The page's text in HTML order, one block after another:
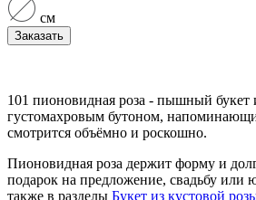
см
Заказать
101 пионовидная роза - пышный букет
густомахровым бутоном,
смотрится объёмно и роскошно.
Пионовидная роза держит форму и
подарок на предложение, свадьбу или
также в разделы Букет из кустовой